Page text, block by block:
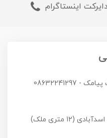
اینستاگرام
اراک، خیابان سید جمال الدین اسدآبادی (12 متری ملک)